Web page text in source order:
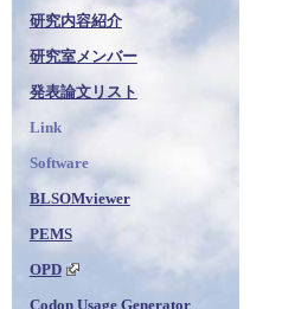
研究内容紹介
研究室メンバー
発表論文リスト
Link
Software
BLSOMviewer
PEMS
OPD
Codon Usage Generator